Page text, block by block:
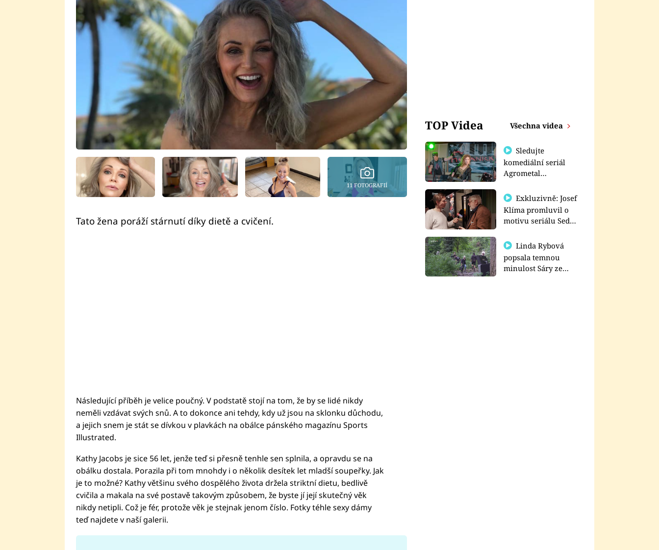
11 FOTOGRAFIÍ
Tato žena poráží stárnutí díky dietě a cvičení.
Následující příběh je velice poučný. V podstatě stojí na tom, že by se lidé nikdy
neměli vzdávat svých snů. A to dokonce ani tehdy, kdy už jsou na sklonku důchodu,
a jejich snem je stát se dívkou v plavkách na obálce pánského magazínu Sports
Illustrated.
Kathy Jacobs je sice 56 let, jenže teď si přesně tenhle sen splnila, a opravdu se na
obálku dostala. Porazila při tom mnohdy i o několik desítek let mladší soupeřky. Jak
je to možné? Kathy většinu svého dospělého života držela striktní dietu, bedlivě
cvičila a makala na své postavě takovým způsobem, že byste jí její skutečný věk
nikdy netipli. Což je fér, protože věk je stejnak jenom číslo. Fotky téhle sexy dámy
teď najdete v naší galerii.
TOP Videa Všechna videa
Sledujte
komediální seriál
Agrometal
prima+
Exkluzivně: Josef
Klíma promluvil o
motivu seriálu Sedm
Linda Rybová
popsala temnou
minulost Sáry ze